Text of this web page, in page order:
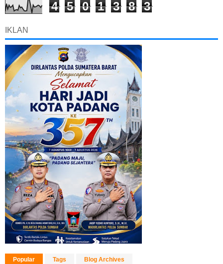
4 5 0 1 3 8 3
IKLAN
Popular Tags Blog Archives